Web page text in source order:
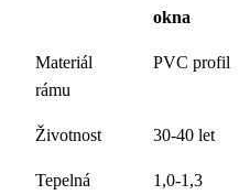
okna
Materiál
rámu
PVC profil
Životnost 30-40 let
Tepelná
1,0-1,3